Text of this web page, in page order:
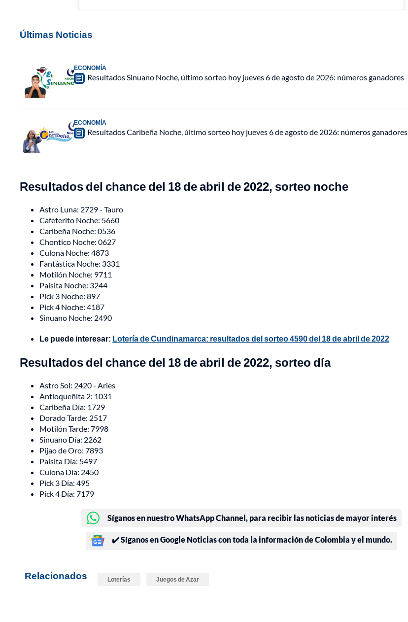
Últimas Noticias
ECONOMÍA
Resultados Sinuano Noche, último sorteo hoy jueves 6 de agosto de 2026: números ganadores
ECONOMÍA
Resultados Caribeña Noche, último sorteo hoy jueves 6 de agosto de 2026: números ganadores
Resultados del chance del 18 de abril de 2022, sorteo noche
Astro Luna: 2729 - Tauro
Cafeterito Noche: 5660
Caribeña Noche: 0536
Chontico Noche: 0627
Culona Noche: 4873
Fantástica Noche: 3331
Motilón Noche: 9711
Paisita Noche: 3244
Pick 3 Noche: 897
Pick 4 Noche: 4187
Sinuano Noche: 2490
Le puede interesar: Lotería de Cundinamarca: resultados del sorteo 4590 del 18 de abril de 2022
Resultados del chance del 18 de abril de 2022, sorteo día
Astro Sol: 2420 - Aries
Antioqueñita 2: 1031
Caribeña Día: 1729
Dorado Tarde: 2517
Motilón Tarde: 7998
Sinuano Día: 2262
Pijao de Oro: 7893
Paisita Día: 5497
Culona Día: 2450
Pick 3 Día: 495
Pick 4 Día: 7179
Síganos en nuestro WhatsApp Channel, para recibir las noticias de mayor interés
✔️ Síganos en Google Noticias con toda la información de Colombia y el mundo.
Relacionados Loterías Juegos de Azar